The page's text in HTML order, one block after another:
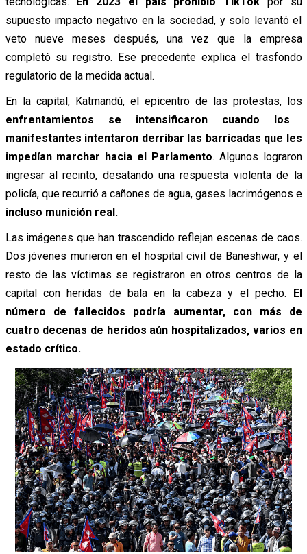
supuesto impacto negativo en la sociedad, y solo levantó el
veto nueve meses después, una vez que la empresa
completó su registro. Ese precedente explica el trasfondo
regulatorio de la medida actual.
En la capital, Katmandú, el epicentro de las protestas, los
enfrentamientos se intensificaron cuando los
manifestantes intentaron derribar las barricadas que les
impedían marchar hacia el Parlamento. Algunos lograron
ingresar al recinto, desatando una respuesta violenta de la
policía, que recurrió a cañones de agua, gases lacrimógenos e
incluso munición real.
Las imágenes que han trascendido reflejan escenas de caos.
Dos jóvenes murieron en el hospital civil de Baneshwar, y el
resto de las víctimas se registraron en otros centros de la
capital con heridas de bala en la cabeza y el pecho. El
número de fallecidos podría aumentar, con más de
cuatro decenas de heridos aún hospitalizados, varios en
estado crítico.